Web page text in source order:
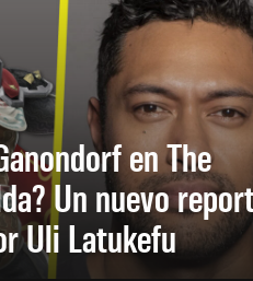
en The
Un nuevo
Uli Latukefu